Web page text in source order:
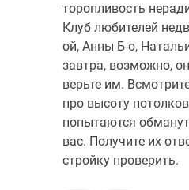
торопливость
Клуб любителей
ой, Анны Б-о,
завтра, возможно,
верьте им.
про высоту
попытаются
вас. Получите их
стройку проверить.